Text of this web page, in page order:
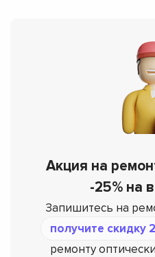
Акция на
-25% на
Запишитесь на
получите скидку
ремонту